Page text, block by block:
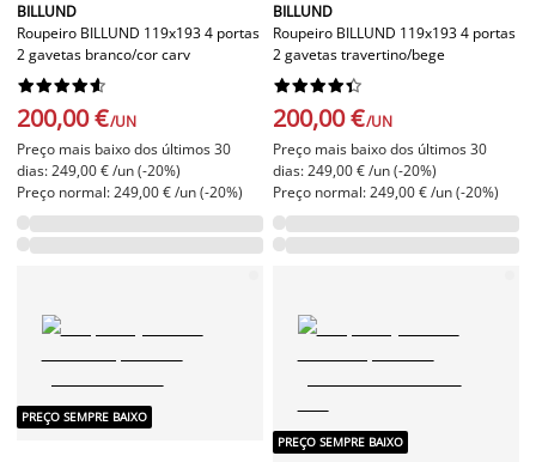
BILLUND
Roupeiro BILLUND 119x193 4 portas
2 gavetas branco/cor carv






200,00 €/UN
Preço mais baixo dos últimos 30
dias: 249,00 € /un (-20%)
Preço normal: 249,00 € /un (-20%)
BILLUND
Roupeiro BILLUND 119x193 4 portas
2 gavetas travertino/bege






200,00 €/UN
Preço mais baixo dos últimos 30
dias: 249,00 € /un (-20%)
Preço normal: 249,00 € /un (-20%)
PREÇO SEMPRE BAIXO
PREÇO SEMPRE BAIXO